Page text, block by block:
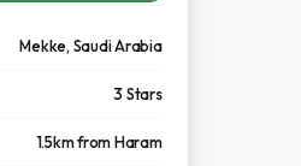
Mekke, Saudi Arabia
3 Stars
1.5km from Haram